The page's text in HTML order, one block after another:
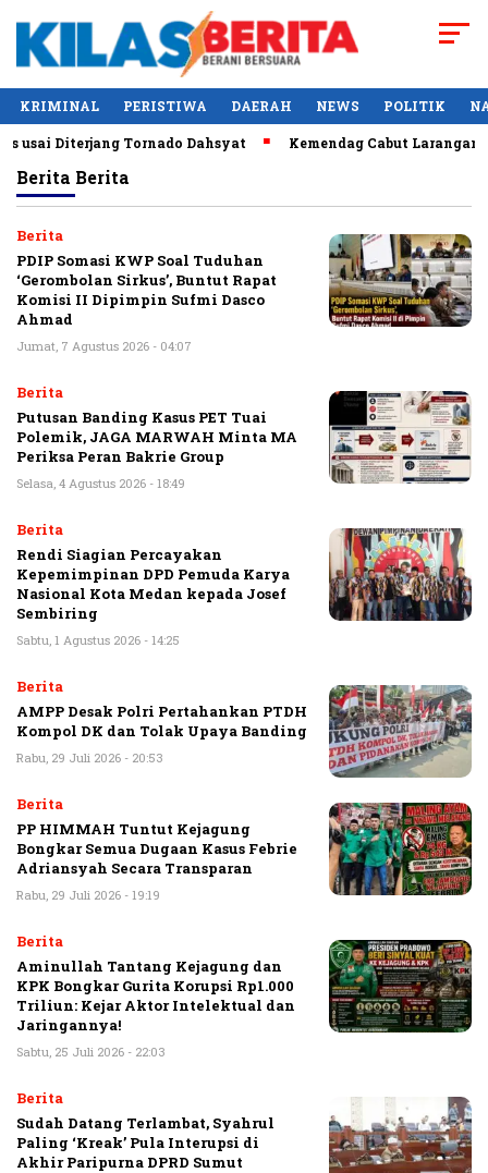
KRIMINAL PERISTIWA DAERAH NEWS POLITIK
Diterjang Tornado Dahsyat Kemendag Cabut Larangan
Berita Berita
Berita
PDIP Somasi KWP Soal Tuduhan
‘Gerombolan Sirkus’, Buntut Rapat
Komisi II Dipimpin Sufmi Dasco
Ahmad
Jumat, 7 Agustus 2026 - 04:07
Berita
Putusan Banding Kasus PET Tuai
Polemik, JAGA MARWAH Minta MA
Periksa Peran Bakrie Group
Selasa, 4 Agustus 2026 - 18:49
Berita
Rendi Siagian Percayakan
Kepemimpinan DPD Pemuda Karya
Nasional Kota Medan kepada Josef
Sembiring
Sabtu, 1 Agustus 2026 - 14:25
Berita
AMPP Desak Polri Pertahankan PTDH
Kompol DK dan Tolak Upaya Banding
Rabu, 29 Juli 2026 - 20:53
Berita
PP HIMMAH Tuntut Kejagung
Bongkar Semua Dugaan Kasus Febrie
Adriansyah Secara Transparan
Rabu, 29 Juli 2026 - 19:19
Berita
Aminullah Tantang Kejagung dan
KPK Bongkar Gurita Korupsi Rp1.000
Triliun: Kejar Aktor Intelektual dan
Jaringannya!
Sabtu, 25 Juli 2026 - 22:03
Berita
Sudah Datang Terlambat, Syahrul
Paling ‘Kreak’ Pula Interupsi di
Akhir Paripurna DPRD Sumut